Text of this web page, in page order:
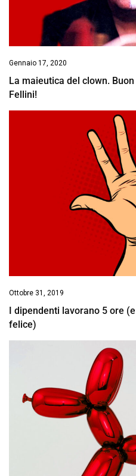
Gennaio 17, 2020
La maieutica del clown.
Fellini!
Ottobre 31, 2019
I dipendenti lavorano 5 ore
felice)